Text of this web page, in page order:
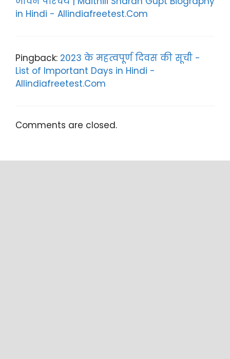
in Hindi - Allindiafreetest.Com
Pingback: 2023 के महत्वपूर्ण दिवस की सूची -
List of Important Days in Hindi -
Allindiafreetest.Com
Comments are closed.